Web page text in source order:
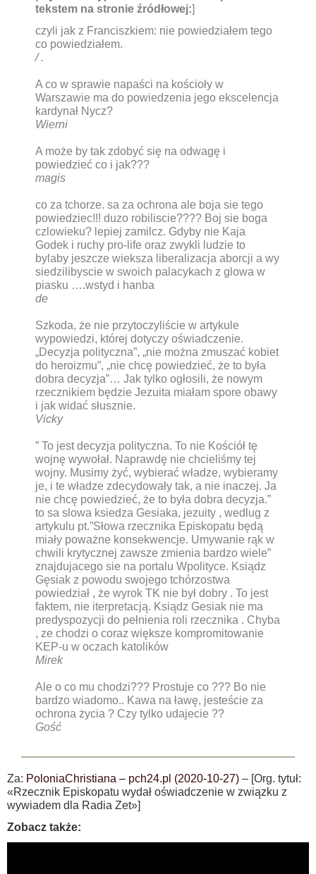
tekstem na stronie źródłowej:]
czyli jak z Franciszkiem: nie powiedziałem tego
co powiedziałem.
/ .
A co w sprawie napaści na kościoły w
Warszawie ma do powiedzenia jego ekscelencja
kardynał Nycz?
Wierni
A może by tak zdobyć się na odwagę i
powiedzieć co i jak???
magis
co za tchorze. sa za ochrona ale boja sie tego
powiedziec!!! duzo robiliscie???? Boj sie boga
czlowieku? lepiej zamilcz. Gdyby nie Kaja
Godek i ruchy pro-life oraz zwykli ludzie to
bylaby jeszcze wieksza liberalizacja aborcji a wy
siedzilibyscie w swoich palacykach z glowa w
piasku ….wstyd i hanba
de
Szkoda, że nie przytoczyliście w artykule
wypowiedzi, której dotyczy oświadczenie.
„Decyzja polityczna”, „nie można zmuszać kobiet
do heroizmu”, „nie chcę powiedzieć, że to była
dobra decyzja”… Jak tylko ogłosili, że nowym
rzecznikiem będzie Jezuita miałam spore obawy
i jak widać słusznie.
Vicky
” To jest decyzja polityczna. To nie Kościół tę
wojnę wywołał. Naprawdę nie chcieliśmy tej
wojny. Musimy żyć, wybierać władze, wybieramy
je, i te władze zdecydowały tak, a nie inaczej. Ja
nie chcę powiedzieć, że to była dobra decyzja.”
to sa slowa ksiedza Gesiaka, jezuity , wedlug z
artykulu pt.”Słowa rzecznika Episkopatu będą
miały poważne konsekwencje. Umywanie rąk w
chwili krytycznej zawsze zmienia bardzo wiele”
znajdujacego sie na portalu Wpolityce. Ksiądz
Gęsiak z powodu swojego tchórzostwa
powiedział , że wyrok TK nie był dobry . To jest
faktem, nie iterpretacją. Ksiądz Gesiak nie ma
predyspozycji do pełnienia roli rzecznika . Chyba
, ze chodzi o coraz większe kompromitowanie
KEP-u w oczach katolików
Mirek
Ale o co mu chodzi??? Prostuje co ??? Bo nie
bardzo wiadomo.. Kawa na ławę, jesteście za
ochrona życia ? Czy tylko udajecie ??
Gość
Za: PoloniaChristiana – pch24.pl (2020-10-27) – [Org. tytuł:
«Rzecznik Episkopatu wydał oświadczenie w związku z
wywiadem dla Radia Zet»]
Zobacz także: